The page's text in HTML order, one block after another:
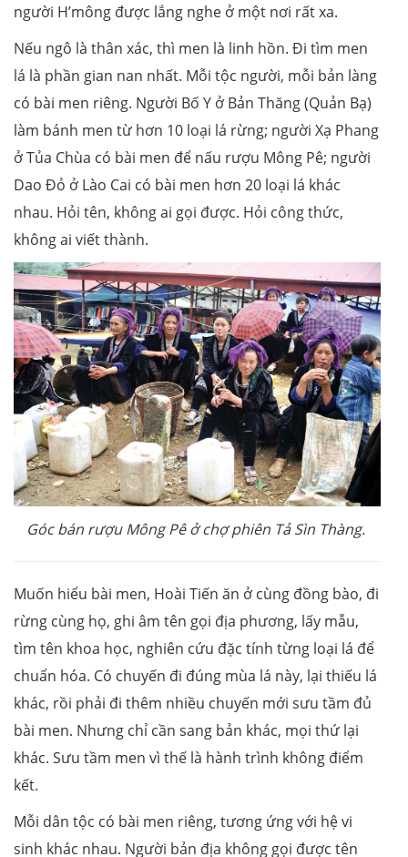
người H’mông được lắng nghe ở một nơi rất xa.
Nếu ngô là thân xác, thì men là linh hồn. Đi tìm men
lá là phần gian nan nhất. Mỗi tộc người, mỗi bản làng
có bài men riêng. Người Bố Y ở Bản Thăng (Quản Bạ)
làm bánh men từ hơn 10 loại lá rừng; người Xạ Phang
ở Tủa Chùa có bài men để nấu rượu Mông Pê; người
Dao Đỏ ở Lào Cai có bài men hơn 20 loại lá khác
nhau. Hỏi tên, không ai gọi được. Hỏi công thức,
không ai viết thành.
Góc bán rượu Mông Pê ở chợ phiên Tả Sìn Thàng.
Muốn hiểu bài men, Hoài Tiến ăn ở cùng đồng bào, đi
rừng cùng họ, ghi âm tên gọi địa phương, lấy mẫu,
tìm tên khoa học, nghiên cứu đặc tính từng loại lá để
chuẩn hóa. Có chuyến đi đúng mùa lá này, lại thiếu lá
khác, rồi phải đi thêm nhiều chuyến mới sưu tầm đủ
bài men. Nhưng chỉ cần sang bản khác, mọi thứ lại
khác. Sưu tầm men vì thế là hành trình không điểm
kết.
Mỗi dân tộc có bài men riêng, tương ứng với hệ vi
sinh khác nhau. Người bản địa không gọi được tên